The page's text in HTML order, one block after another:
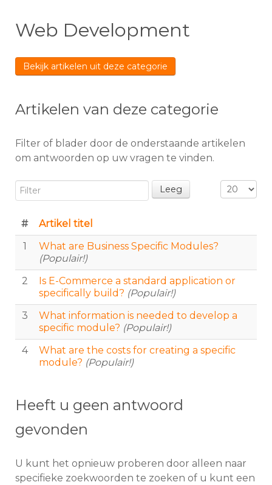
Web Development
Bekijk artikelen uit deze categorie
Artikelen van deze categorie
Filter of blader door de onderstaande artikelen
om antwoorden op uw vragen te vinden.
Filter Leeg Toon #
#
Artikel titel
1
What are Business Specific Modules?
(Populair!)
2
Is E-Commerce a standard application or
specifically build? (Populair!)
3
What information is needed to develop a
specific module? (Populair!)
4
What are the costs for creating a specific
module? (Populair!)
Heeft u geen antwoord
gevonden
U kunt het opnieuw proberen door alleen naar
specifieke zoekwoorden te zoeken of u kunt een